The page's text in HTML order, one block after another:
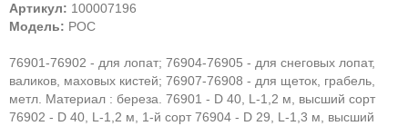
Артикул: 100007196
Модель: РОС
76901-76902 - для лопат; 76904-76905 - для снеговых лопат,
валиков, маховых кистей; 76907-76908 - для щеток, грабель,
метл. Материал : береза. 76901 - D 40, L-1,2 м, высший сорт
76902 - D 40, L-1,2 м, 1-й сорт 76904 - D 29, L-1,3 м, высший